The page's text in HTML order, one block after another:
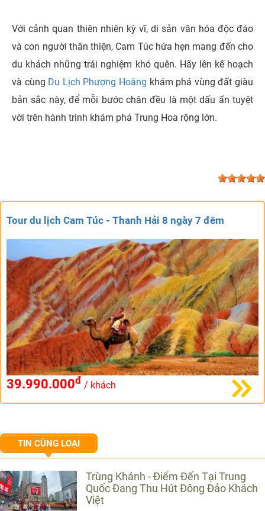
Với cảnh quan thiên nhiên kỳ vĩ, di sản văn hóa độc đáo
và con người thân thiện, Cam Túc hứa hẹn mang đến cho
du khách những trải nghiệm khó quên. Hãy lên kế hoạch
và cùng Du Lịch Phượng Hoàng khám phá vùng đất giàu
bản sắc này, để mỗi bước chân đều là một dấu ấn tuyệt
vời trên hành trình khám phá Trung Hoa rộng lớn.
Tour du lịch Cam Túc - Thanh Hải 8 ngày 7 đêm
39.990.000đ / khách
TIN CÙNG LOẠI
Trùng Khánh - Điểm Đến Tại Trung
Quốc Đang Thu Hút Đông Đảo Khách
Việt